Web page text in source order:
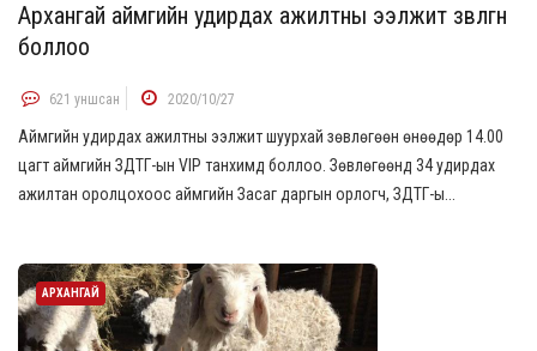
Архангай аймгийн удирдах ажилтны ээлжит зөвлөгөөн
боллоо
621 уншсан 2020/10/27
Аймгийн удирдах ажилтны ээлжит шуурхай зөвлөгөөн өнөөдөр 14.00
цагт аймгийн ЗДТГ-ын VIP танхимд боллоо. Зөвлөгөөнд 34 удирдах
ажилтан оролцохоос аймгийн Засаг даргын орлогч, ЗДТГ-ы...
АРХАНГАЙ